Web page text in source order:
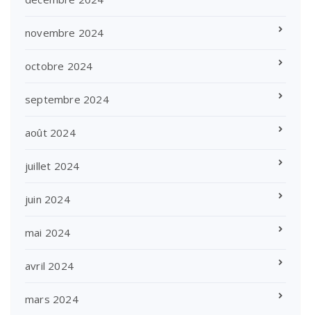
novembre 2024
octobre 2024
septembre 2024
août 2024
juillet 2024
juin 2024
mai 2024
avril 2024
mars 2024